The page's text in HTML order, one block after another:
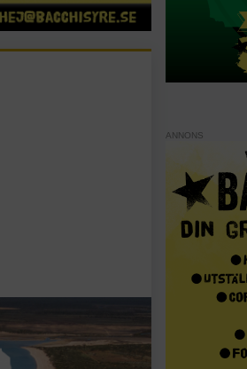
ANNONS